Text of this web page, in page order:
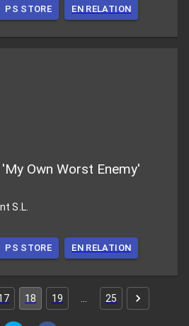
PS STORE EN RELATION
Own Worst Enemy'
S.L.
PS STORE EN RELATION
18 19 25